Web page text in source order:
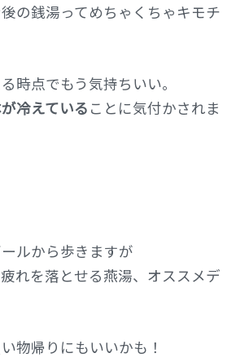
の銭湯ってめちゃくちゃキモチ
時点でもう気持ちいい。
冷えている ことに気付かされま
ルから歩きますが
れを落とせる燕湯、オススメデ
物帰りにもいいかも！